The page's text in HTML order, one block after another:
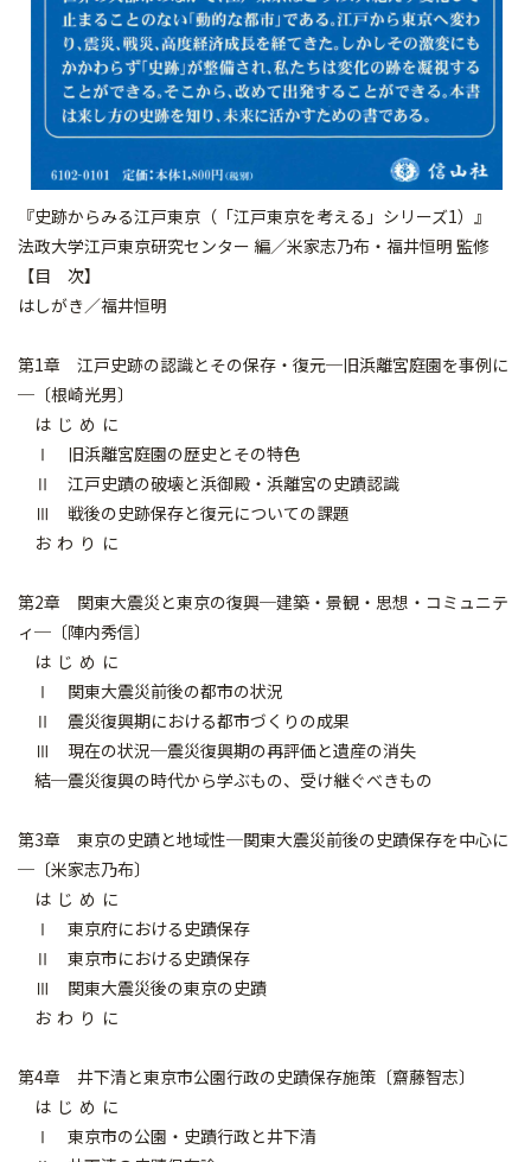
『史跡からみる江戸東京（「江戸東京を考える」シリーズ1）』
法政大学江戸東京研究センター 編／米家志乃布・福井恒明 監修
【目 次】
はしがき／福井恒明
第1章 江戸史跡の認識とその保存・復元─旧浜離宮庭園を事例に
─〔根崎光男〕
は じ め に
Ⅰ 旧浜離宮庭園の歴史とその特色
Ⅱ 江戸史蹟の破壊と浜御殿・浜離宮の史蹟認識
Ⅲ 戦後の史跡保存と復元についての課題
お わ り に
第2章 関東大震災と東京の復興─建築・景観・思想・コミュニテ
ィ─〔陣内秀信〕
は じ め に
Ⅰ 関東大震災前後の都市の状況
Ⅱ 震災復興期における都市づくりの成果
Ⅲ 現在の状況─震災復興期の再評価と遺産の消失
結─震災復興の時代から学ぶもの、受け継ぐべきもの
第3章 東京の史蹟と地域性─関東大震災前後の史蹟保存を中心に
─〔米家志乃布〕
は じ め に
Ⅰ 東京府における史蹟保存
Ⅱ 東京市における史蹟保存
Ⅲ 関東大震災後の東京の史蹟
お わ り に
第4章 井下清と東京市公園行政の史蹟保存施策〔齋藤智志〕
は じ め に
Ⅰ 東京市の公園・史蹟行政と井下清